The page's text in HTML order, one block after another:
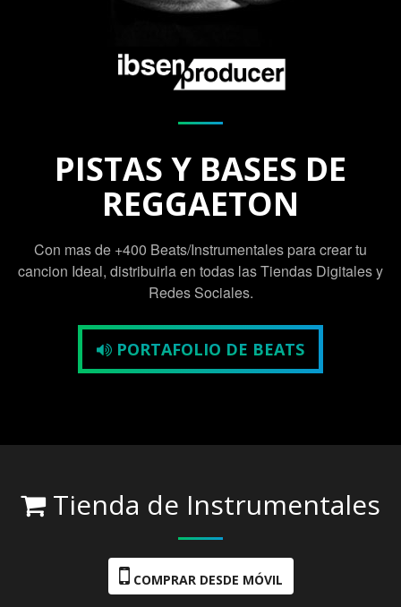
PISTAS Y BASES DE
REGGAETON
Con mas de +400 Beats/Instrumentales para crear tu
cancion Ideal, distribuirla en todas las Tiendas Digitales y
Redes Sociales.
PORTAFOLIO DE BEATS
Tienda de Instrumentales
COMPRAR DESDE MÓVIL